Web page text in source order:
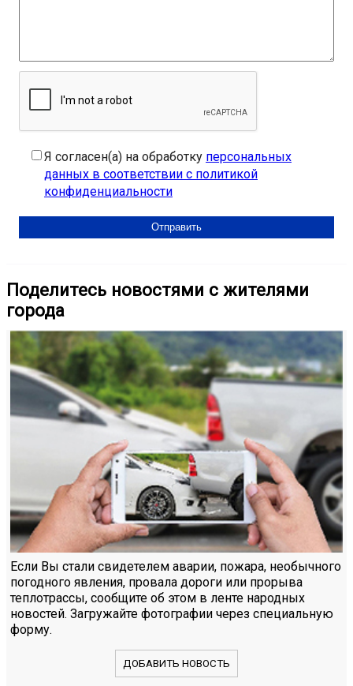
Я согласен(а) на обработку персональных
данных в соответствии с политикой
конфиденциальности
Поделитесь новостями с жителями
города
Если Вы стали свидетелем аварии, пожара, необычного
погодного явления, провала дороги или прорыва
теплотрассы, сообщите об этом в ленте народных
новостей. Загружайте фотографии через специальную
форму.
ДОБАВИТЬ НОВОСТЬ